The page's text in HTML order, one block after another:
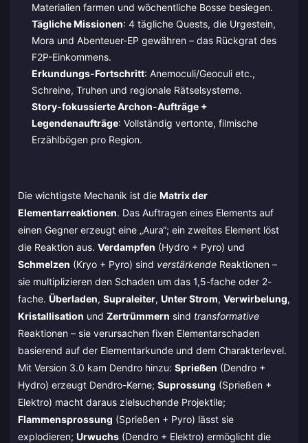
Materialien farmen und wöchentliche Bosse besiegen.
Tägliche Missionen: 4 tägliche Quests, die Urgestein,
Mora und Abenteuer-EP gewähren – das Rückgrat des
F2P-Einkommens.
Erkundungs-Fortschritt: Anemoculi/Geoculi etc.,
Schreine, Truhen und regionale Rätselsysteme.
Story-fokussierte Archon-Aufträge +
Legendenaufträge: Vollständig vertonte, filmische
Erzählbögen pro Region.
Die wichtigste Mechanik ist die Matrix der
Elementarreaktionen. Das Auftragen eines Elements auf
einen Gegner erzeugt eine „Aura“; ein zweites Element löst
die Reaktion aus. Verdampfen (Hydro + Pyro) und
Schmelzen (Kryo + Pyro) sind verstärkende Reaktionen –
sie multiplizieren den Schaden um das 1,5-fache oder 2-
fache. Überladen, Supraleiter, Unter Strom, Verwirbelung,
Kristallisation und Zertrümmern sind transformative
Reaktionen – sie verursachen fixen Elementarschaden
basierend auf der Elementarkunde und dem Charakterlevel.
Mit Version 3.0 kam Dendro hinzu: Sprießen (Dendro +
Hydro) erzeugt Dendro-Kerne; Suprossung (Sprießen +
Elektro) macht daraus zielsuchende Projektile;
Flammensprossung (Sprießen + Pyro) lässt sie
explodieren; Urwuchs (Dendro + Elektro) ermöglicht die